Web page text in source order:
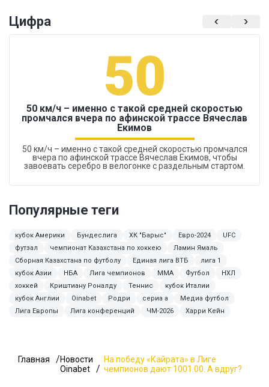
Цифра
50
50 км/ч – именно с такой средней скоростью
промчался вчера по афинской трассе Вячеслав
Екимов
50 км/ч – именно с такой средней скоростью промчался
вчера по афинской трассе Вячеслав Екимов, чтобы
завоевать серебро в велогонке с раздельным стартом.
Популярные теги
кубок Америки Бундеслига ХК "Барыс" Евро-2024
UFC
футзал
чемпионат Казахстана по хоккею
Ламин Ямаль
Сборная Казахстана по футболу
Единая лига ВТБ
лига 1
кубок Азии
НБА Лига чемпионов ММА Футбол
НХЛ
хоккей
Криштиану Роналду Теннис
кубок Италии
кубок Англии
Oinabet Родри сериа а
Медиа футбол
Лига Европы
Лига конференций ЧМ-2026 Харри Кейн
Главная
Новости
Oinabet
На победу «Кайрата» в Лиге
чемпионов дают 1001.00. А вдруг?